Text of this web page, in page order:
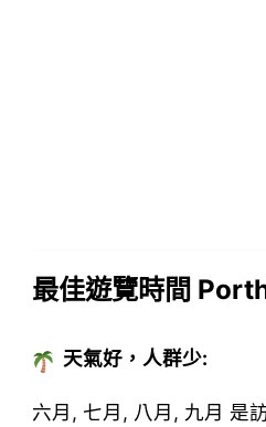
最佳遊覽時間
天氣好，人群少:
六月, 七月, 八月, 九月 是